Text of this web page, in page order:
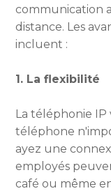
communication
distance. Les
incluent :
1. La flexibilité
La téléphonie
téléphone
ayez une
employés
café ou même